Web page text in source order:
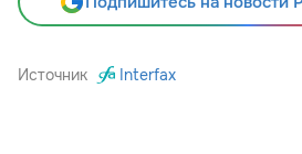
Источник Interfax